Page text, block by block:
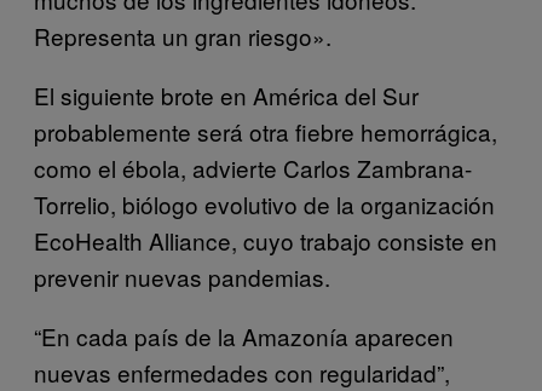
Representa un gran riesgo».
El siguiente brote en América del Sur
probablemente será otra fiebre hemorrágica,
como el ébola, advierte Carlos Zambrana-
Torrelio, biólogo evolutivo de la organización
EcoHealth Alliance, cuyo trabajo consiste en
prevenir nuevas pandemias.
“En cada país de la Amazonía aparecen
nuevas enfermedades con regularidad”,